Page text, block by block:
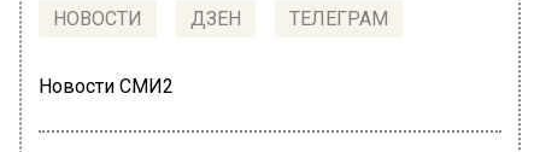
НОВОСТИ ДЗЕН ТЕЛЕГРАМ
Новости СМИ2